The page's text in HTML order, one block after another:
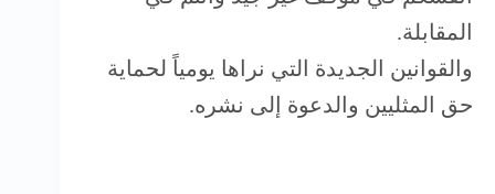
المقابلة.
والقوانين الجديدة التي نراها يومياً لحماية
حق المثليين والدعوة إلى نشره.